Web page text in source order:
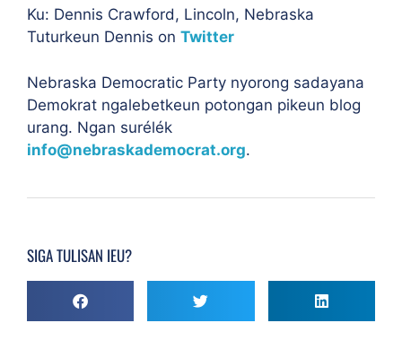
Ku: Dennis Crawford, Lincoln, Nebraska
Tuturkeun Dennis on Twitter
Nebraska Democratic Party nyorong sadayana
Demokrat ngalebetkeun potongan pikeun blog
urang. Ngan surélék
info@nebraskademocrat.org.
SIGA TULISAN IEU?